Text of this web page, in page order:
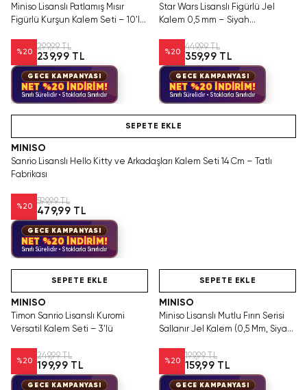
Miniso Lisanslı Patlamış Mısır
Figürlü Kurşun Kalem Seti – 10'lu
%20
299,99 TL
239,99 TL
GECE KAMPANYASI
NET %20 İNDİRİM!
Sınırlı Sürelidir • Stoklarla Sınırlıdır
Star Wars Lisanslı Figürlü Jel
Kalem 0,5 mm – Siyah
%20
449,99 TL
359,99 TL
GECE KAMPANYASI
NET %20 İNDİRİM!
Sınırlı Sürelidir • Stoklarla Sınırlıdır
SEPETE EKLE
MINISO
Sanrio Lisanslı Hello Kitty ve Arkadaşları Kalem Seti 14 Cm – Tatlı
Fabrikası
%20
599,99 TL
479,99 TL
GECE KAMPANYASI
NET %20 İNDİRİM!
Sınırlı Sürelidir • Stoklarla Sınırlıdır
SEPETE EKLE
MINISO
Timon Sanrio Lisanslı Kuromi
Versatil Kalem Seti – 3'lü
%20
249,99 TL
199,99 TL
GECE KAMPANYASI
SEPETE EKLE
MINISO
Miniso Lisanslı Mutlu Fırın Serisi
Sallanır Jel Kalem (0,5 Mm, Siyah)
%20
199,99 TL
159,99 TL
GECE KAMPANYASI